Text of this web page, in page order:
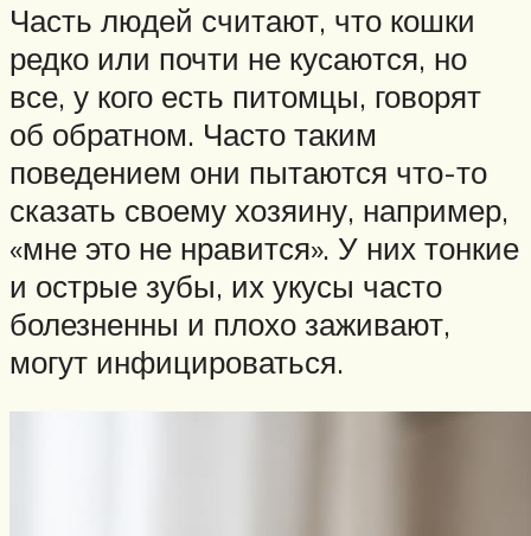
Часть людей считают, что кошки
редко или почти не кусаются, но
все, у кого есть питомцы, говорят
об обратном. Часто таким
поведением они пытаются что-то
сказать своему хозяину, например,
«мне это не нравится». У них тонкие
и острые зубы, их укусы часто
болезненны и плохо заживают,
могут инфицироваться.